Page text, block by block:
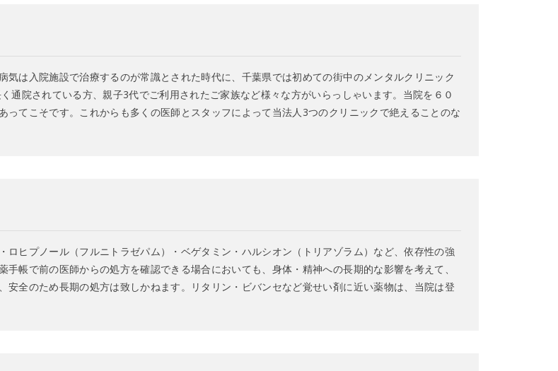
気は入院施設で治療するのが常識とされた時代に、千葉県では初めての街中のメンタルクリニック
通院されている方、親子3代でご利用されたご家族など様々な方がいらっしゃいます。当院を６０
てこそです。これからも多くの医師とスタッフによって当法人3つのクリニックで絶えることのな
ヒプノール（フルニトラゼパム）・ベゲタミン・ハルシオン（トリアゾラム）など、依存性の強
帳で前の医師からの処方を確認できる場合においても、身体・精神への長期的な影響を考えて、
全のため長期の処方は致しかねます。リタリン・ビバンセなど覚せい剤に近い薬物は、当院は登